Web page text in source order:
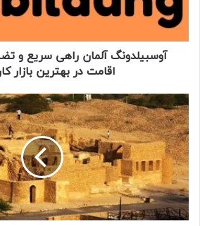
آوسبیلدونگ آلمان راهی سریع و
اقامت در بهترین بازار